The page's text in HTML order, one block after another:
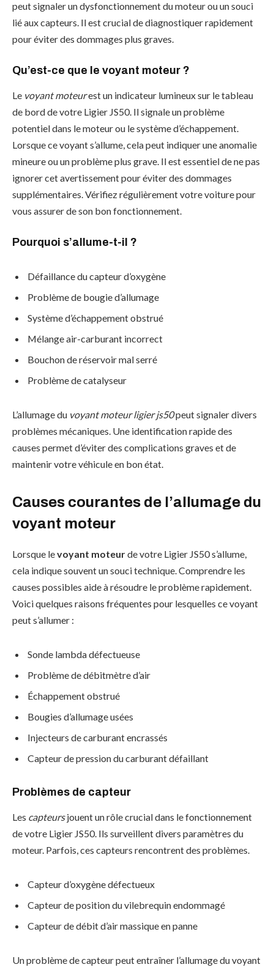
peut signaler un dysfonctionnement du moteur ou un souci
lié aux capteurs. Il est crucial de diagnostiquer rapidement
pour éviter des dommages plus graves.
Qu’est-ce que le voyant moteur ?
Le voyant moteurest un indicateur lumineux sur le tableau
de bord de votre Ligier JS50. Il signale un problème
potentiel dans le moteur ou le système d’échappement.
Lorsque ce voyant s’allume, cela peut indiquer une anomalie
mineure ou un problème plus grave. Il est essentiel de ne pas
ignorer cet avertissement pour éviter des dommages
supplémentaires. Vérifiez régulièrement votre voiture pour
vous assurer de son bon fonctionnement.
Pourquoi s’allume-t-il ?
Défaillance du capteur d’oxygène
Problème de bougie d’allumage
Système d’échappement obstrué
Mélange air-carburant incorrect
Bouchon de réservoir mal serré
Problème de catalyseur
L’allumage du voyant moteur ligier js50peut signaler divers
problèmes mécaniques. Une identification rapide des
causes permet d’éviter des complications graves et de
maintenir votre véhicule en bon état.
Causes courantes de l’allumage du
voyant moteur
Lorsque levoyant moteurde votre Ligier JS50 s’allume,
cela indique souvent un souci technique. Comprendre les
causes possibles aide à résoudre le problème rapidement.
Voici quelques raisons fréquentes pour lesquelles ce voyant
peut s’allumer :
Sonde lambda défectueuse
Problème de débitmètre d’air
Échappement obstrué
Bougies d’allumage usées
Injecteurs de carburant encrassés
Capteur de pression du carburant défaillant
Problèmes de capteur
Les capteursjouent un rôle crucial dans le fonctionnement
de votre Ligier JS50. Ils surveillent divers paramètres du
moteur. Parfois, ces capteurs rencontrent des problèmes.
Capteur d’oxygène défectueux
Capteur de position du vilebrequin endommagé
Capteur de débit d’air massique en panne
Un problème de capteur peut entraîner l’allumage du voyant